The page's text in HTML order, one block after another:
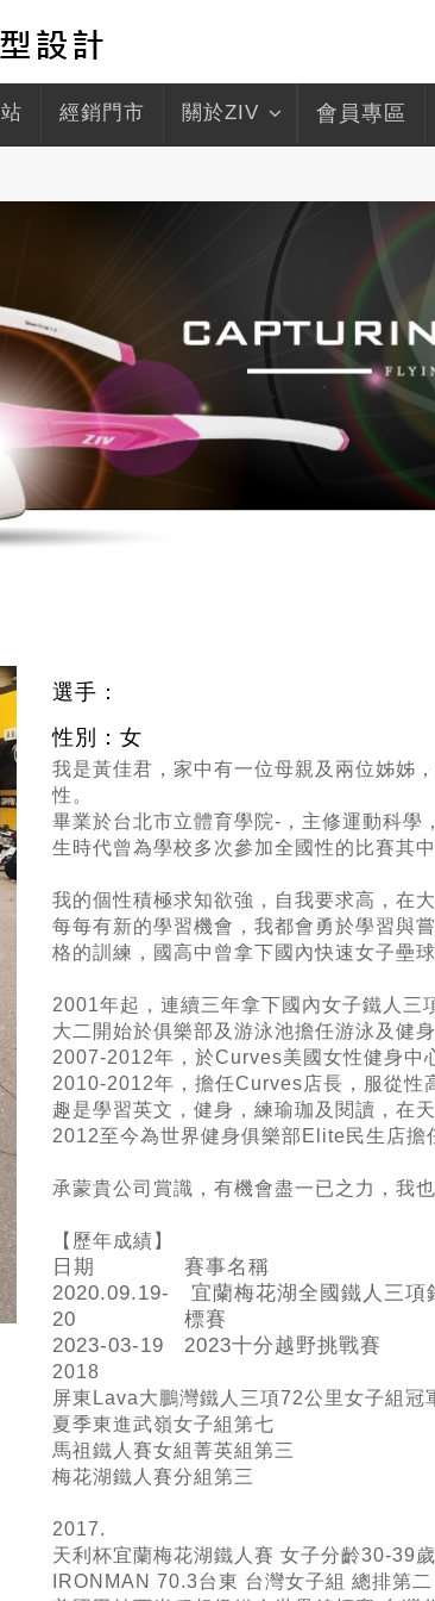
經銷門市 關於ZIV 會員專區
選手：
性別：女
我是黃佳君，家中有一位母親及兩位姊姊
性。
畢業於台北市立體育學院- ，主修運動科學
生時代曾為學校多次參加全國性的比賽其
我的個性積極求知欲強，自我要求高，在
每每有新的學習機會，我都會勇於學習與
格的訓練，國高中曾拿下國內快速女子壘
2001年起，連續三年拿下國內女子鐵人三
大二開始於俱樂部及游泳池擔任游泳及健
2007-2012年，於Curves美國女性健身中
2010-2012年，擔任Curves店長，服從性
趣是學習英文，健身，練瑜珈及閱讀，在
2012至今為世界健身俱樂部Elite民生店擔
承蒙貴公司賞識，有機會盡一已之力，我
【歷年成績】
日期 賽事名稱
2020.09.19-
20
宜蘭梅花湖全國鐵人三項
標賽
2023-03-19 2023十分越野挑戰賽
2018
屏東Lava大鵬灣鐵人三項72公里女子組冠
夏季東進武嶺女子組第七
馬祖鐵人賽女組菁英組第三
梅花湖鐵人賽分組第三
2017.
天利杯宜蘭梅花湖鐵人賽 女子分齡30-39
IRONMAN 70.3台東 台灣女子組 總排第二